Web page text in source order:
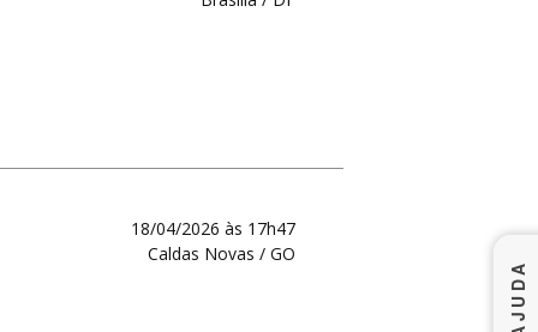
18/04/2026 às 17h47
Caldas Novas / GO
AJUDA